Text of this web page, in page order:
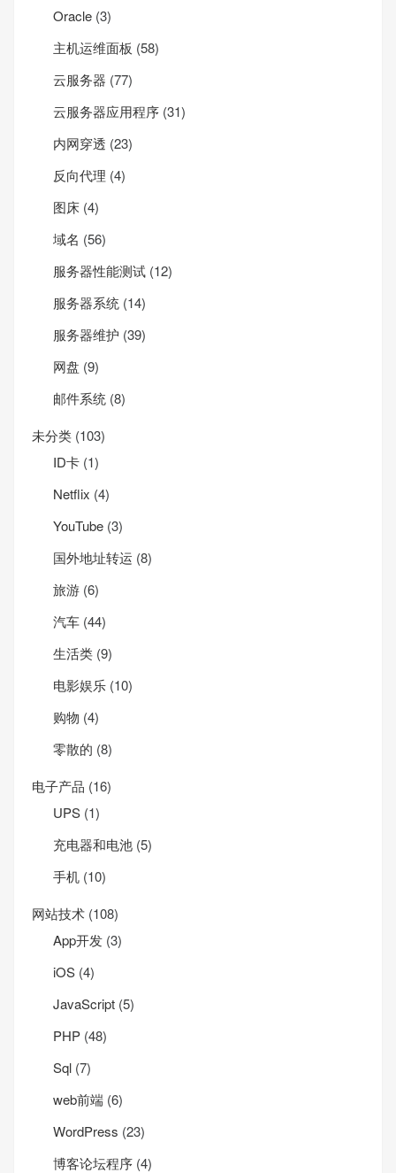
Oracle (3)
主机运维面板 (58)
云服务器 (77)
云服务器应用程序 (31)
内网穿透 (23)
反向代理 (4)
图床 (4)
域名 (56)
服务器性能测试 (12)
服务器系统 (14)
服务器维护 (39)
网盘 (9)
邮件系统 (8)
未分类 (103)
ID卡 (1)
Net­flix (4)
YouTube (3)
国外地址转运 (8)
旅游 (6)
汽车 (44)
生活类 (9)
电影娱乐 (10)
购物 (4)
零散的 (8)
电子产品 (16)
UPS (1)
充电器和电池 (5)
手机 (10)
网站技术 (108)
App开发 (3)
iOS (4)
JavaScript (5)
PHP (48)
Sql (7)
web前端 (6)
WordPress (23)
博客论坛程序 (4)